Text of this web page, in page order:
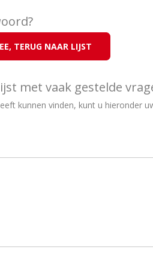
met vaak gestelde
kunnen vinden, kunt u hieronder